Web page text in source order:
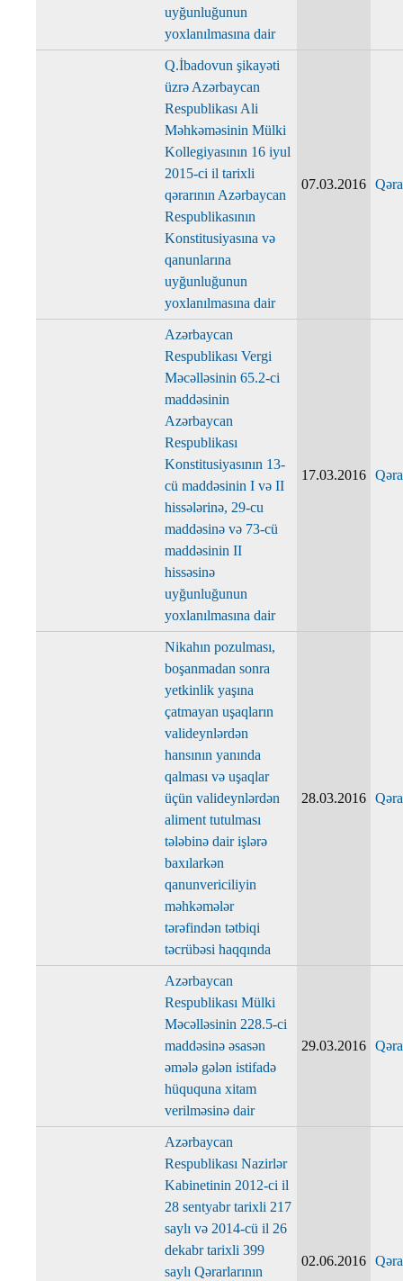
uyğunluğunun
yoxlanılmasına dair
Q.İbadovun şikayəti
üzrə Azərbaycan
Respublikası Ali
Məhkəməsinin Mülki
Kollegiyasının 16 iyul
2015-ci il tarixli
qərarının Azərbaycan
Respublikasının
Konstitusiyasına və
qanunlarına
uyğunluğunun
yoxlanılmasına dair
07.03.2016
Azərbaycan
Respublikası Vergi
Məcəlləsinin 65.2-ci
maddəsinin
Azərbaycan
Respublikası
Konstitusiyasının 13-
cü maddəsinin I və II
hissələrinə, 29-cu
maddəsinə və 73-cü
maddəsinin II
hissəsinə
uyğunluğunun
yoxlanılmasına dair
17.03.2016
Nikahın pozulması,
boşanmadan sonra
yetkinlik yaşına
çatmayan uşaqların
valideynlərdən
hansının yanında
qalması və uşaqlar
üçün valideynlərdən
aliment tutulması
tələbinə dair işlərə
baxılarkən
qanunvericiliyin
məhkəmələr
tərəfindən tətbiqi
təcrübəsi haqqında
28.03.2016
Azərbaycan
Respublikası Mülki
Məcəlləsinin 228.5-ci
maddəsinə əsasən
əmələ gələn istifadə
hüququna xitam
verilməsinə dair
29.03.2016
Azərbaycan
Respublikası Nazirlər
Kabinetinin 2012-ci il
28 sentyabr tarixli 217
saylı və 2014-cü il 26
dekabr tarixli 399
saylı Qərarlarının
02.06.2016